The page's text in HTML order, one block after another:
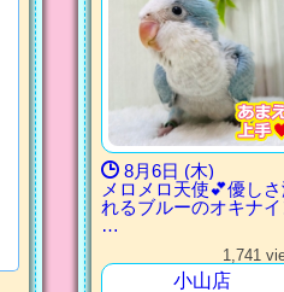
8月6日 (木)
メロメロ天使💕優し
れるブルーのオキナイ
…
1,741
小山店